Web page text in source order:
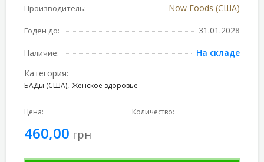
Производитель: Now Foods (США)
Годен до: 31.01.2028
Наличие:
На складе
Категория:
БАДы (США), Женское здоровье
Цена:
460,00 грн
Количество: